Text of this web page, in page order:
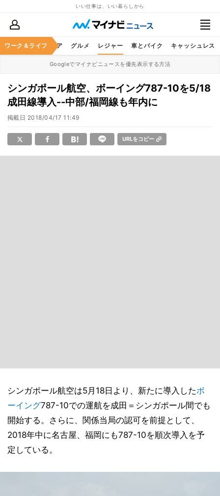
いい仕事は、いい暮らしから
ワーク＆ライフ
暮らし ヘルスケア グルメ レジャー 車とバイク キャッシュレス
Googleでマイナビニュースを優先表示する方法
シンガポール航空、ボーイング787-10を5/18
成田線導入--中部/福岡線も年内に
掲載日 2018/04/17 11:49
URLをコピー
シンガポール航空は5月18日より、新たに導入したボ
ーイング787-10での運航を成田＝シンガポール間でも
開始する。さらに、関係当局の認可を前提として、
2018年中に名古屋、福岡にも787-10を順次導入を予
定している。